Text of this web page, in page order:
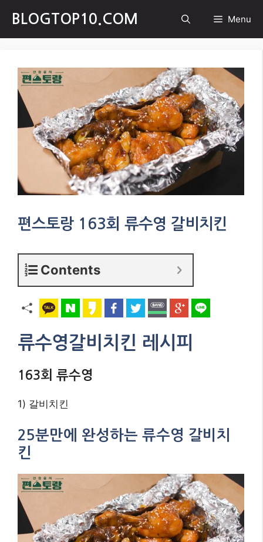
content
BLOGTOP10.COM Menu
편스토랑 163회 류수영 갈비치킨
Contents
류수영갈비치킨 레시피
163회 류수영
1) 갈비치킨
25분만에 완성하는 류수영 갈비치
킨